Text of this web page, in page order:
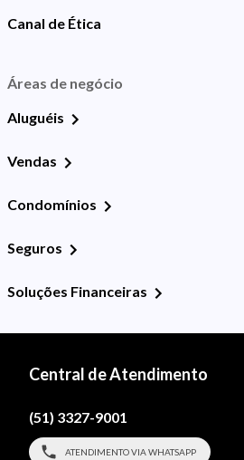
Canal de Ética
Áreas de negócio
Aluguéis
Vendas
Condomínios
Seguros
Soluções Financeiras
Central de Atendimento
(51) 3327-9001
ATENDIMENTO VIA WHATSAPP